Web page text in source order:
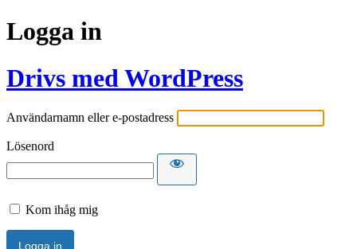
Logga in
Drivs med WordPress
Användarnamn eller e-postadress
Lösenord
Kom ihåg mig